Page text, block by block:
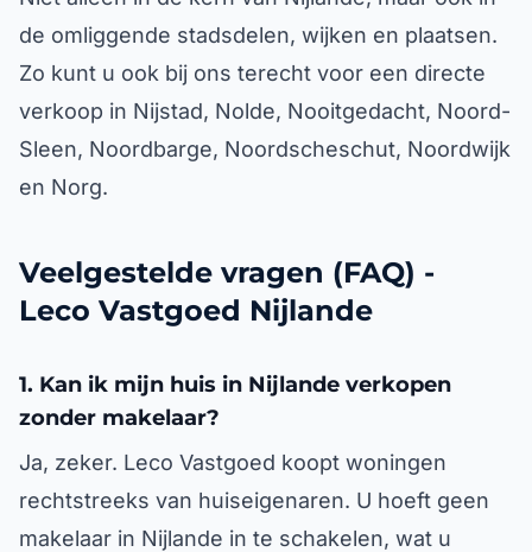
de omliggende stadsdelen, wijken en plaatsen.
Zo kunt u ook bij ons terecht voor een directe
verkoop in Nijstad, Nolde, Nooitgedacht, Noord-
Sleen, Noordbarge, Noordscheschut, Noordwijk
en Norg.
Veelgestelde vragen (FAQ) -
Leco Vastgoed Nijlande
1. Kan ik mijn huis in Nijlande verkopen
zonder makelaar?
Ja, zeker. Leco Vastgoed koopt woningen
rechtstreeks van huiseigenaren. U hoeft geen
makelaar in Nijlande in te schakelen, wat u